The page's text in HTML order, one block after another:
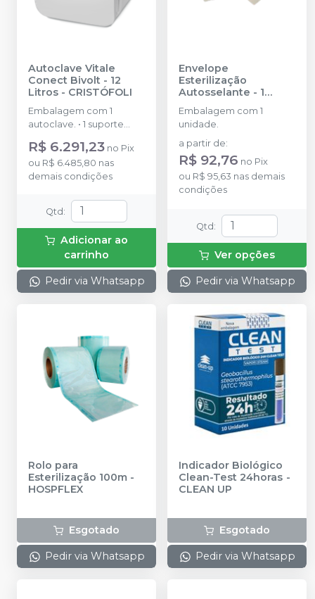
Autoclave Vitale
Conect Bivolt - 12
Litros - CRISTÓFOLI
Embalagem com 1
autoclave. • 1 suporte
bandejas (12L) ou 3
bandejas (21L). • 1 copo. • 1
mangueira (1,5 m). • 1
de instruções.
R$ 6.291,23 no Pix
ou R$ 6.485,80 nas
demais condições
Qtd:
Adicionar ao
carrinho
Pedir via Whatsapp
Envelope
Esterilização
Autosselante - 1
unidade
Embalagem com 1
unidade.
a partir de:
R$ 92,76 no Pix
ou R$ 95,63 nas demais
condições
Qtd:
Ver opções
Pedir via Whatsapp
Rolo para
Esterilização 100m -
HOSPFLEX
Esgotado
Pedir via Whatsapp
Indicador Biológico
Clean-Test 24horas -
CLEAN UP
Esgotado
Pedir via Whatsapp